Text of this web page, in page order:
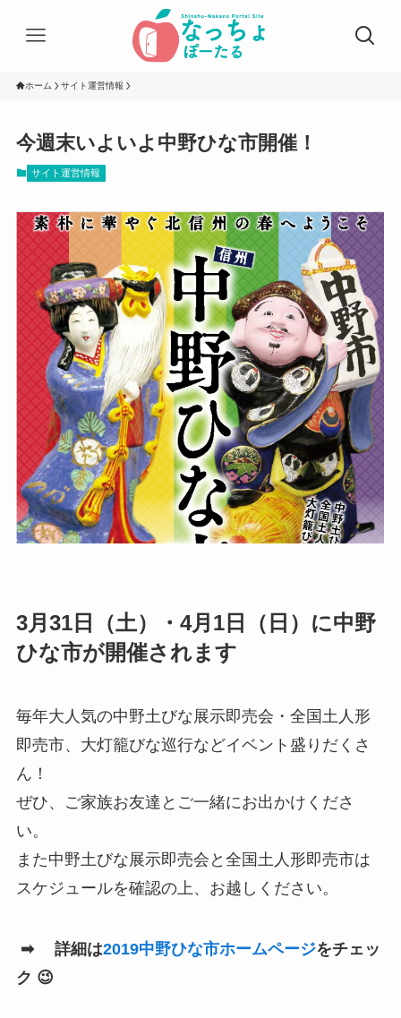
ホーム サイト運営情報
今週末いよいよ中野ひな市開催！
サイト運営情報
3月31日（土）・4月1日（日）に中野
ひな市が開催されます
毎年大人気の中野土びな展示即売会・全国土人形
即売市、大灯籠びな巡行などイベント盛りだくさ
ん！
ぜひ、ご家族お友達とご一緒にお出かけくださ
い。
また中野土びな展示即売会と全国土人形即売市は
スケジュールを確認の上、お越しください。
➡ 詳細は2019中野ひな市ホームページをチェッ
ク 😉